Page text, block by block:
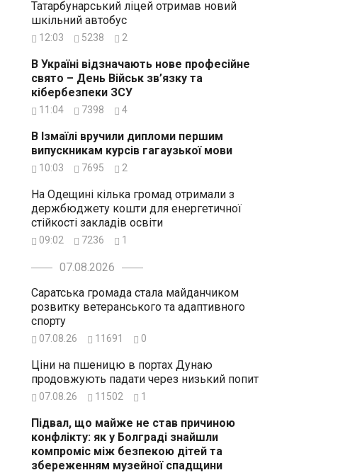
Татарбунарський ліцей отримав новий
шкільний автобус
12:03 5238 2
В Україні відзначають нове професійне
свято – День Військ зв’язку та
кібербезпеки ЗСУ
11:04 7398 4
В Ізмаїлі вручили дипломи першим
випускникам курсів гагаузької мови
10:03 7695 2
На Одещині кілька громад отримали з
держбюджету кошти для енергетичної
стійкості закладів освіти
09:02 7236 1
07.08.2026
Саратська громада стала майданчиком
розвитку ветеранського та адаптивного
спорту
07.08.26 11691 0
Ціни на пшеницю в портах Дунаю
продовжують падати через низький попит
07.08.26 11502 1
Підвал, що майже не став причиною
конфлікту: як у Болграді знайшли
компроміс між безпекою дітей та
збереженням музейної спадщини